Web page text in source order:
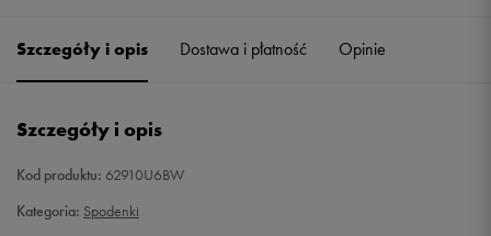
M Powiadom o dostępności
XXL Powiadom o dostępności
Szczegóły i opis Dostawa i płatność Opinie
Szczegóły i opis
Kod produktu: 62910U6BW
Kategoria: Spodenki